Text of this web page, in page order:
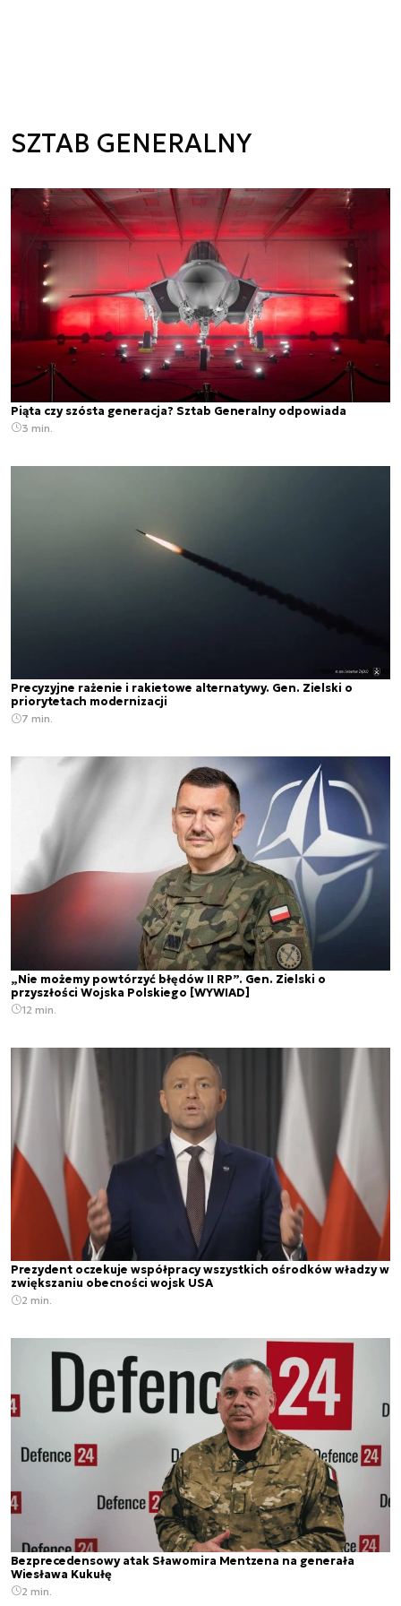
SZTAB GENERALNY
Piąta czy szósta generacja? Sztab Generalny odpowiada
3 min.
Precyzyjne rażenie i rakietowe alternatywy. Gen. Zielski o
priorytetach modernizacji
7 min.
„Nie możemy powtórzyć błędów II RP”. Gen. Zielski o
przyszłości Wojska Polskiego [WYWIAD]
12 min.
Prezydent oczekuje współpracy wszystkich ośrodków władzy w
zwiększaniu obecności wojsk USA
2 min.
Bezprecedensowy atak Sławomira Mentzena na generała
Wiesława Kukułę
2 min.